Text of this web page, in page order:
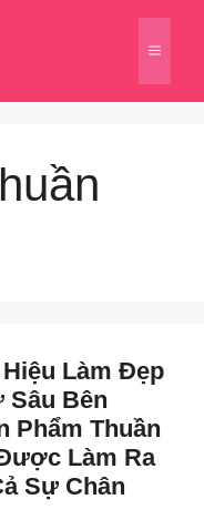
Menu
Làm Đẹp
Sâu Bên
Phẩm Thuần
Làm Ra
Sự Chân